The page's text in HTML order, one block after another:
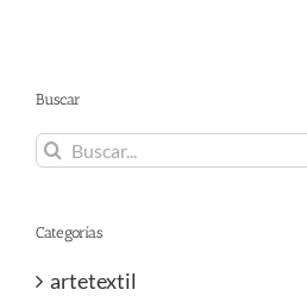
Buscar
Buscar:
Categorías
artetextil